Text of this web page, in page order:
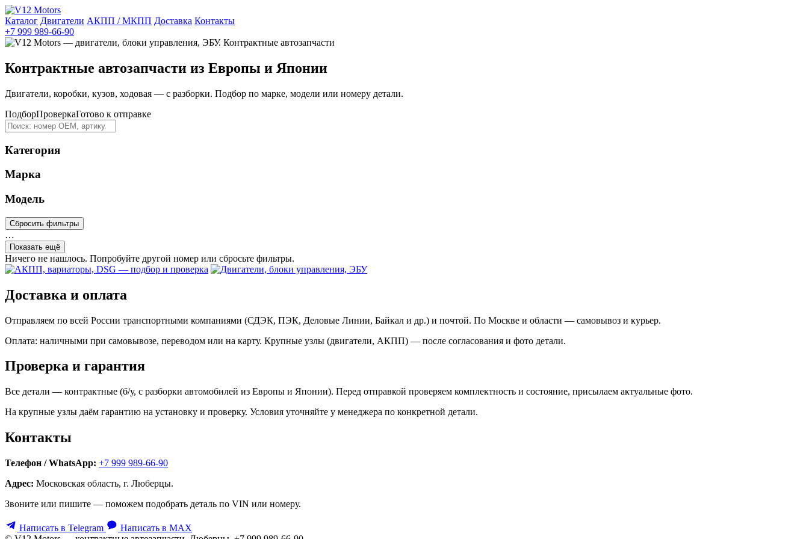
Каталог Двигатели АКПП / МКПП Доставка Контакты
+7 999 989-66-90
Контрактные автозапчасти из Европы и Японии
Двигатели, коробки, кузов, ходовая — с разборки. Подбор по марке, модели или номеру детали.
ПодборПроверкаГотово к отправке
Категория
Марка
Модель
Сбросить фильтры
…
Показать ещё
Ничего не нашлось. Попробуйте другой номер или сбросьте фильтры.
Доставка и оплата
Отправляем по всей России транспортными компаниями (СДЭК, ПЭК, Деловые Линии, Байкал и др.) и почтой. По Москве и области — самовывоз и курьер.
Оплата: наличными при самовывозе, переводом или на карту. Крупные узлы (двигатели, АКПП) — после согласования и фото детали.
Проверка и гарантия
Все детали — контрактные (б/у, с разборки автомобилей из Европы и Японии). Перед отправкой проверяем комплектность и состояние, присылаем актуальные фото.
На крупные узлы даём гарантию на установку и проверку. Условия уточняйте у менеджера по конкретной детали.
Контакты
Телефон / WhatsApp: +7 999 989-66-90
Адрес: Московская область, г. Люберцы.
Звоните или пишите — поможем подобрать деталь по VIN или номеру.
Написать в Telegram
Написать в MAX